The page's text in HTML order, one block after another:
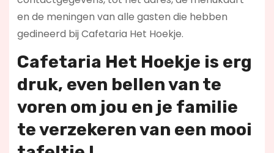
en de meningen van alle gasten die hebben
gedineerd bij Cafetaria Het Hoekje.
Cafetaria Het Hoekje is erg
druk, even bellen van te
voren om jou en je familie
te verzekeren van een mooi